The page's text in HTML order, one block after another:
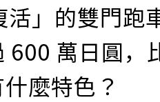
活」的雙門跑
600 萬日圓，
麼特色？